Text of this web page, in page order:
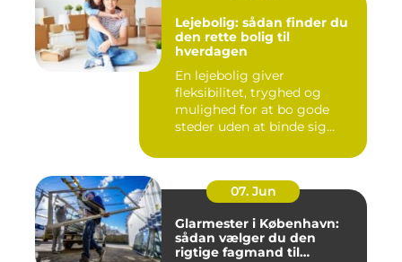
Lejebolig: sådan finder du
den rette bolig til
hverdagen
En lejebolig giver
fleksibilitet, tryghed og
mulighed for at bo gode
steder uden at binde sig
07. Jun
Glarmester i København:
sådan vælger du den
rigtige fagmand til